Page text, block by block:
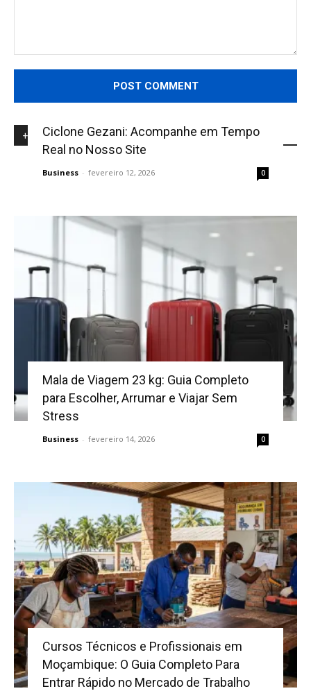
+NOVIDADES
Ciclone Gezani: Acompanhe em Tempo
Real no Nosso Site
Business - fevereiro 12, 2026 0
Mala de Viagem 23 kg: Guia Completo
para Escolher, Arrumar e Viajar Sem
Stress
Business - fevereiro 14, 2026 0
Cursos Técnicos e Profissionais em
Moçambique: O Guia Completo Para
Entrar Rápido no Mercado de Trabalho